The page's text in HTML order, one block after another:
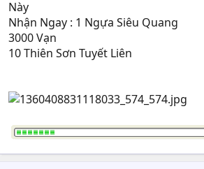
Này
Nhận Ngay : 1 Ngựa Siêu Quang
3000 Vạn
10 Thiên Sơn Tuyết Liên